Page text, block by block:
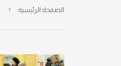
الصفحة الرئيسية